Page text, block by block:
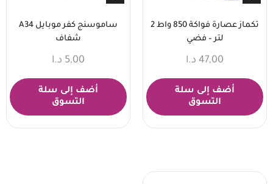
تكماز عصارة فواكة 850 واط 2
لتر – فضي
47,00 د.ا
أضف إلى سلة
التسوق
ساموسنج كفر موبايل A34
شفاف
5,00 د.ا
أضف إلى سلة
التسوق